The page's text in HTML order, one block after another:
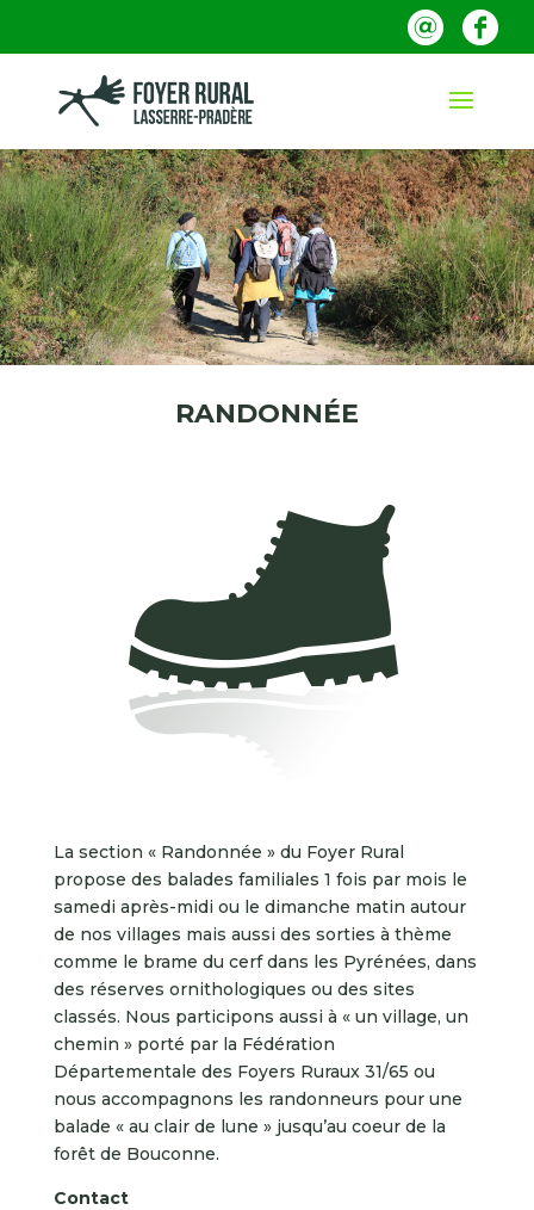
RANDONNÉE
La section « Randonnée » du Foyer Rural
propose des balades familiales 1 fois par mois le
samedi après-midi ou le dimanche matin autour
de nos villages mais aussi des sorties à thème
comme le brame du cerf dans les Pyrénées, dans
des réserves ornithologiques ou des sites
classés. Nous participons aussi à « un village, un
chemin » porté par la Fédération
Départementale des Foyers Ruraux 31/65 ou
nous accompagnons les randonneurs pour une
balade « au clair de lune » jusqu’au coeur de la
forêt de Bouconne.
Contact